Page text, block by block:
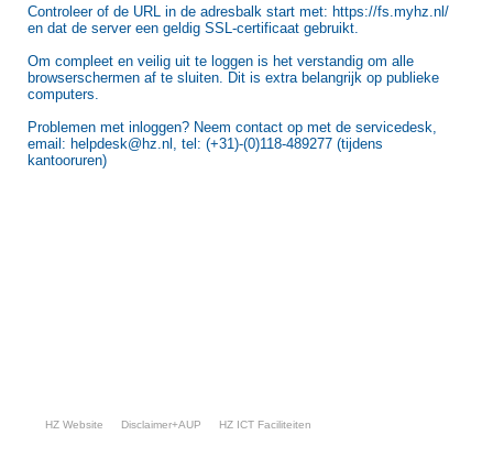
Controleer of de URL in de adresbalk start met: https://fs.myhz.nl/
en dat de server een geldig SSL-certificaat gebruikt.
Om compleet en veilig uit te loggen is het verstandig om alle
browserschermen af te sluiten. Dit is extra belangrijk op publieke
computers.
Problemen met inloggen? Neem contact op met de servicedesk,
email: helpdesk@hz.nl, tel: (+31)-(0)118-489277 (tijdens
kantooruren)
HZ Website Disclaimer+AUP HZ ICT Faciliteiten